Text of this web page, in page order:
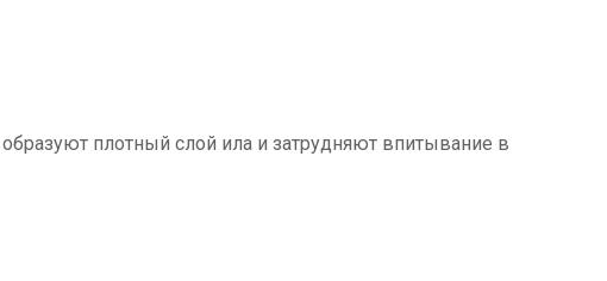
плотный слой ила и затрудняют впитывание в